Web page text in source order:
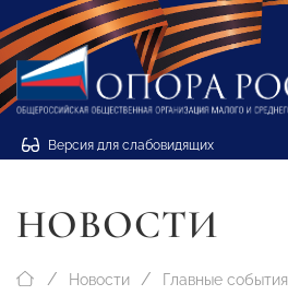
Версия для слабовидящих
НОВОСТИ
Новости Главные события